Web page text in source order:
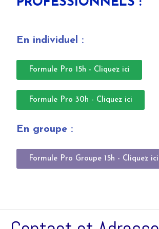
En individuel :
Formule Pro 15h - Cliquez ici
Formule Pro 30h - Cliquez ici
En groupe :
Formule Pro Groupe 15h - Cliquez ici